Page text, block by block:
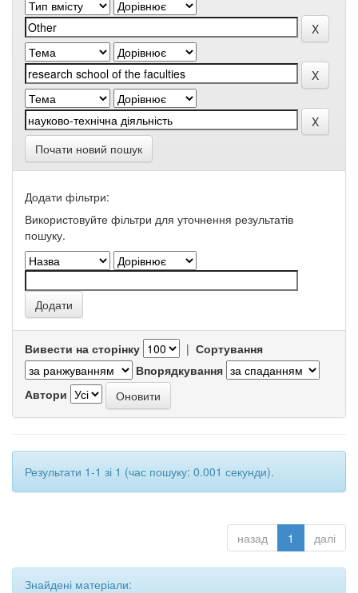
Почати новий пошук
Додати фільтри:
Використовуйте фільтри для уточнення результатів
пошуку.
Вивести на сторінку | Сортування
Впорядкування
Автори
Результати 1-1 зі 1 (час пошуку: 0.001 секунди).
назад 1 далі
Знайдені матеріали: